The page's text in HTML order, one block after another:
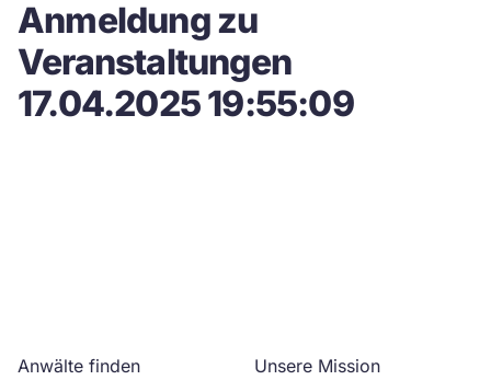
Anmeldung zu
Veranstaltungen
17.04.2025 19:55:09
Anwälte finden
Unsere Mission